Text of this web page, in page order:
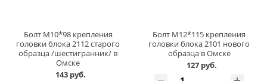
Болт М10*98 крепления
головки блока 2112 старого
образца /шестигранник/ в
Омске
143 руб.
Болт М12*115 крепления
головки блока 2101 нового
образца в Омске
127 руб.